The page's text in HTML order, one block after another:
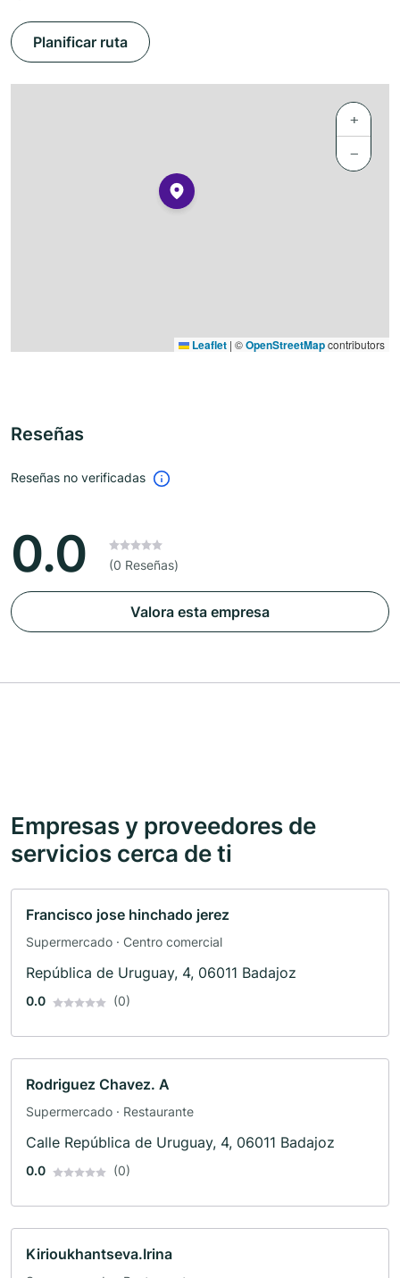
Planificar ruta
+
−
Leaflet | ©OpenStreetMapcontributors
Reseñas
Reseñas no verificadas
0.0 (0 Reseñas)
Valora esta empresa
Empresas y proveedores de
servicios cerca de ti
Francisco jose hinchado jerez
Supermercado · Centro comercial
República de Uruguay, 4, 06011 Badajoz
0.0 (0)
Rodriguez Chavez. A
Supermercado · Restaurante
Calle República de Uruguay, 4, 06011 Badajoz
0.0 (0)
Kirioukhantseva.Irina